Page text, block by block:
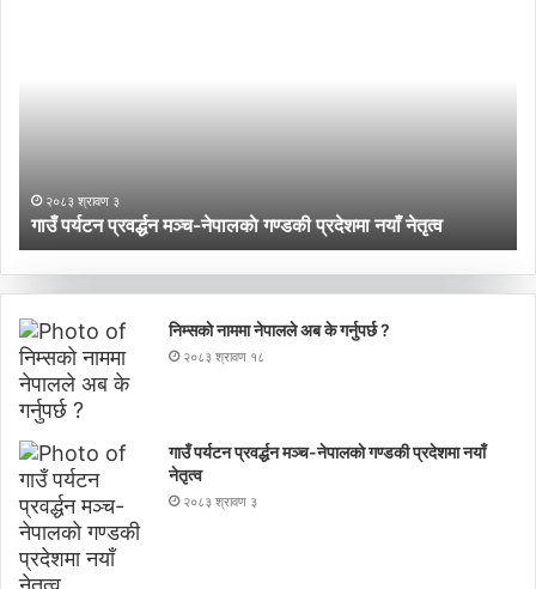
नेतृत्व२०८३ श्रावण ३
गाउँ पर्यटन प्रवर्द्धन मञ्च-नेपालकाे गण्डकी प्रदेशमा नयाँ नेतृत्व
निम्सकाे नाममा नेपालले अब के गर्नुपर्छ ?
२०८३ श्रावण १८
गाउँ पर्यटन प्रवर्द्धन मञ्च-नेपालकाे गण्डकी प्रदेशमा नयाँ
नेतृत्व
२०८३ श्रावण ३